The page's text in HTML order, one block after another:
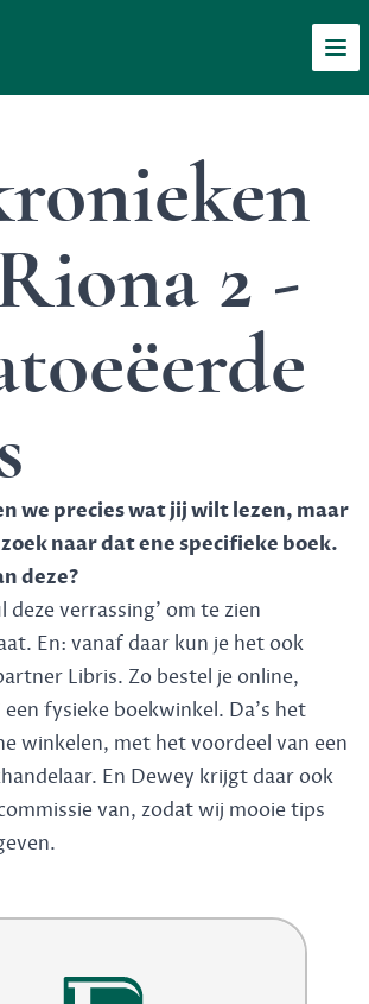
2 -
we precies wat jij wilt lezen, maar
naar dat ene specifieke boek.
deze?
verrassing' om te zien
En: vanaf daar kun je het ook
Libris. Zo bestel je online,
een fysieke boekwinkel. Da's het
winkelen, met het voordeel van een
En Dewey krijgt daar ook
van, zodat wij mooie tips